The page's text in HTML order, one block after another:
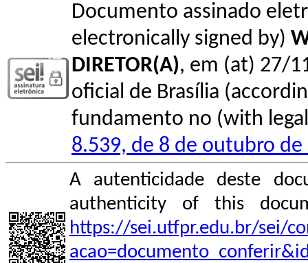
Documento assinado
electronically signed by)
DIRETOR(A), em (at) 27/
oficial de Brasília
fundamento no (with
8.539, de 8 de outubro de
A autenticidade deste
authenticity of this
https://sei.utfpr.edu.br/sei/